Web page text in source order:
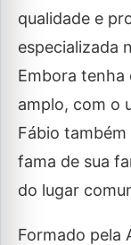
qualidade e
especializada
Embora
amplo, com o
Fábio
fama de sua
do lugar
Formado pela